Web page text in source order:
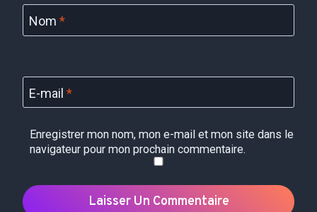
Nom *
E-mail *
Enregistrer mon nom, mon e-mail et mon site dans le
navigateur pour mon prochain commentaire.